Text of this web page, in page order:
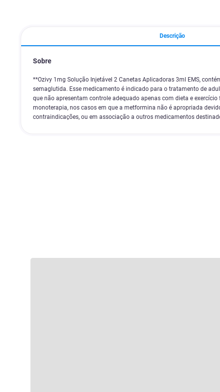
Descrição
Sobre
**Ozivy 1mg Solução Injetável 2 Canetas Aplicadoras 3ml EMS,
semaglutida. Esse medicamento é indicado para o tratamento de
que não apresentam controle adequado apenas com dieta e
monoterapia, nos casos em que a metformina não é apropriada
contraindicações, ou em associação a outros medicamentos